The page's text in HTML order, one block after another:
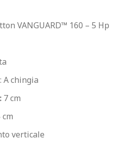
VANGUARD™ 160 – 5 Hp
: A chingia
7 cm
cm
verticale